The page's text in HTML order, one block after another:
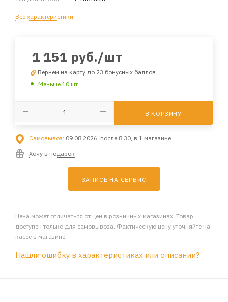
Все характеристики
1 151 руб./шт
Вернем на карту до 23 бонусных баллов
Меньше 10 шт
В КОРЗИНУ
Самовывоз: 09.08.2026, после 8:30, в 1 магазине
Хочу в подарок
ЗАПИСЬ НА СЕРВИС
Цена может отличаться от цен в розничных магазинах. Товар
доступен только для самовывоза. Фактическую цену уточняйте на
кассе в магазине
Нашли ошибку в характеристиках или описании?